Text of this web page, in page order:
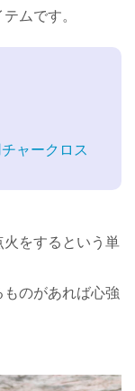
ムです。
ャークロス
をするという単
のがあれば心強